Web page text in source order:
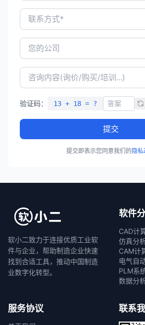
验证码： 13 + 18 = ?
提交
提交即表示您同意我们的隐
软小二致力于连接优质工业软
件与企业，帮助制造企业快速
找到合适工具，推动中国制造
业数字化转型。
软件
CAD计
仿真分
CAM计
电气自
PLM系
数据分
服务协议 联系